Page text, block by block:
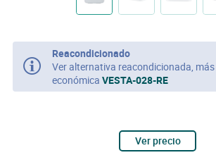
Reacondicionado
Ver alternativa reacondicionada, más
económicaVESTA-028-RE
Ver precio